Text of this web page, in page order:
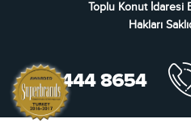
Toplu Konut İdaresi
Hakları